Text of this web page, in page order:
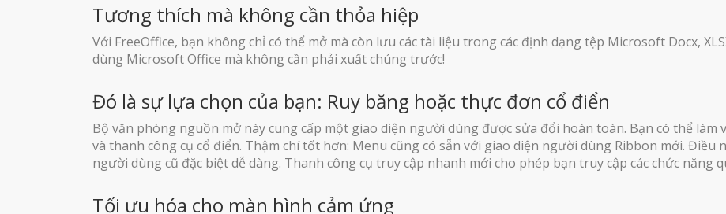
Tương thích mà không cần thỏa hiệp
Với FreeOffice, bạn không chỉ có thể mở mà còn lưu các tài liệu trong các định dạng tệp Microsoft Docx,
dùng Microsoft Office mà không cần phải xuất chúng trước!
Đó là sự lựa chọn của bạn: Ruy băng hoặc thực đơn cổ điển
Bộ văn phòng nguồn mở này cung cấp một giao diện người dùng được sửa đổi hoàn toàn. Bạn có thể làm
và thanh công cụ cổ điển. Thậm chí tốt hơn: Menu cũng có sẵn với giao diện người dùng Ribbon mới. Điều
người dùng cũ đặc biệt dễ dàng. Thanh công cụ truy cập nhanh mới cho phép bạn truy cập các chức năng
Tối ưu hóa cho màn hình cảm ứng